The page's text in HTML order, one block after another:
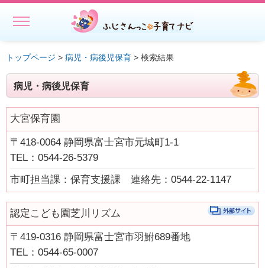
ホーム
初めての方へ
ファミリー・サポート・センター事業一覧
出張託児サービス一覧
★授乳スペースで搾乳ができる旨の表示にご協力ください－静岡
相談する・仲間をつくる
遊ぶ・学ぶ
トップページ > 病児・病後児保育 > 検索結果
病児・病後児保育
大宮保育園
〒418-0064 静岡県富士宮市元城町1-1
TEL：0544-26-5379
市町担当課：保育支援課 連絡先：0544-22-1147
認定こども園芝川リズム
〒419-0316 静岡県富士宮市羽鮒689番地
TEL：0544-65-0007